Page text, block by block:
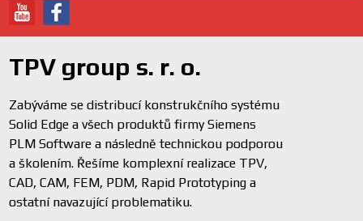
TPV group s. r. o.
Zabýváme se distribucí konstrukčního systému
Solid Edge a všech produktů firmy Siemens
PLM Software a následně technickou podporou
a školením. Řešíme komplexní realizace TPV,
CAD, CAM, FEM, PDM, Rapid Prototyping a
ostatní navazující problematiku.